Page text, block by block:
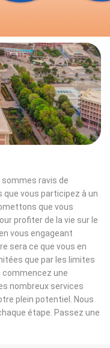
ravis de
vous participez à un
que vous
profiter de la vie sur le
vous engageant
sera ce que vous en
que par les limites
commencez une
nombreux services
plein potentiel. Nous
étape. Passez une